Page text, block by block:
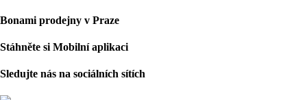
Bonami prodejny v Praze
Stáhněte si Mobilní aplikaci
Sledujte nás na sociálních sítích